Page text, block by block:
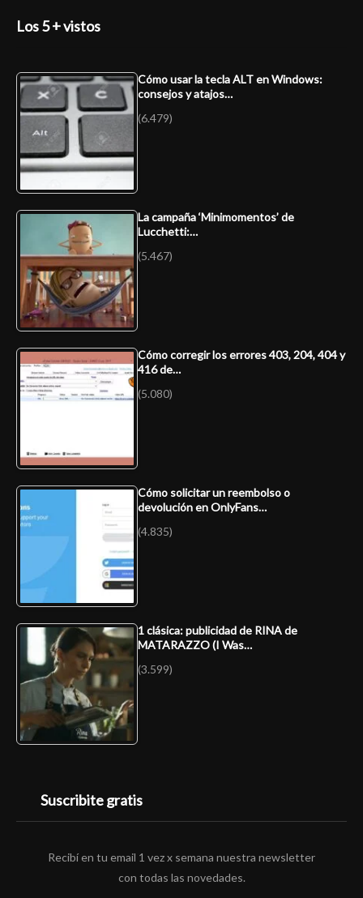
Los 5 + vistos
Cómo usar la tecla ALT en Windows:
consejos y atajos…
(6.479)
La campaña ‘Minimomentos’ de
Lucchetti:…
(5.467)
Cómo corregir los errores 403, 204, 404 y
416 de…
(5.080)
Cómo solicitar un reembolso o
devolución en OnlyFans…
(4.835)
1 clásica: publicidad de RINA de
MATARAZZO (I Was…
(3.599)
Suscribite gratis
Recibí en tu email 1 vez x semana nuestra newsletter
con todas las novedades.